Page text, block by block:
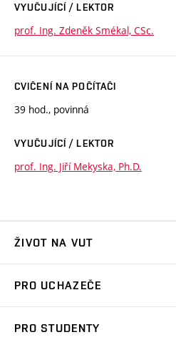
VYUČUJÍCÍ / LEKTOR
prof. Ing. Zdeněk Smékal, CSc.
CVIČENÍ NA POČÍTAČI
39 hod., povinná
VYUČUJÍCÍ / LEKTOR
prof. Ing. Jiří Mekyska, Ph.D.
ŽIVOT NA VUT
Koleje
PRO UCHAZEČE
PRO STUDENTY